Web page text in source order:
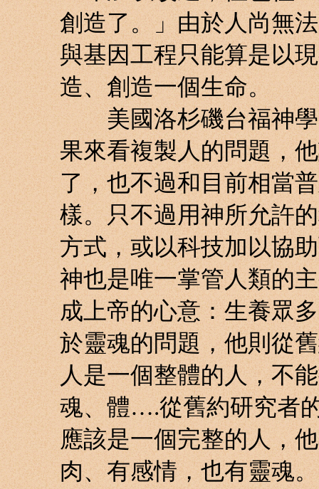
創造了。」由於人尚無
與基因工程只能算是以
造、創造一個生命。
美國洛杉磯台福神學
果來看複製人的問題，
了，也不過和目前相當
樣。只不過用神所允許
方式，或以科技加以協
神也是唯一掌管人類的
成上帝的心意：生養眾
於靈魂的問題，他則從
人是一個整體的人，不
魂、體….從舊約研究者
應該是一個完整的人，
肉、有感情，也有靈魂